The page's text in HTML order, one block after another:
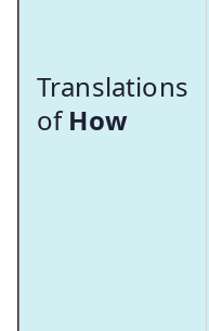
Translations
ofHow